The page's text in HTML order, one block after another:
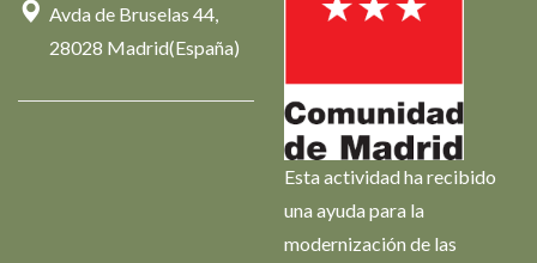
Avda de Bruselas 44,
28028 Madrid(España)
Esta actividad ha recibido
una ayuda para la
modernización de las